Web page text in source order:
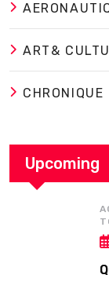
ART&
CHRONIQUE
Upcoming